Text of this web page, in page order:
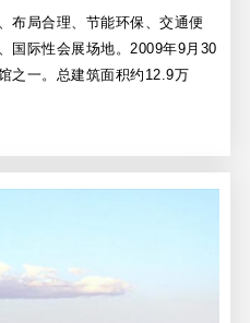
布局合理、节能环保、交通便
国际性会展场地。2009年9月30
之一。总建筑面积约12.9万